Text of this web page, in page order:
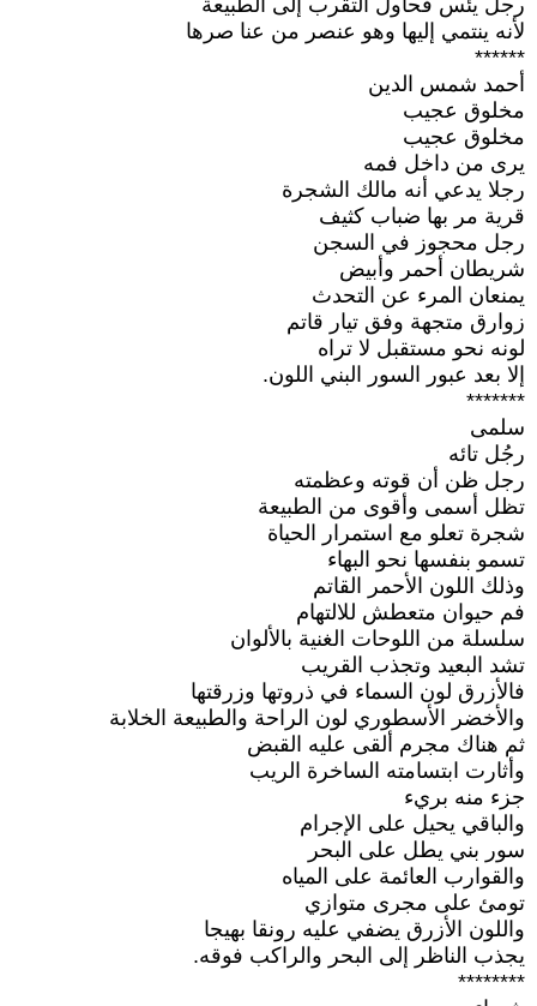
رجل يئس فحاول التقرب إلى الطبيعة
لأنه ينتمي إليها وهو عنصر من عنا صرها
******
أحمد شمس الدين
مخلوق عجيب
مخلوق عجيب
يرى من داخل فمه
رجلا يدعي أنه مالك الشجرة
قرية مر بها ضباب كثيف
رجل محجوز في السجن
شريطان أحمر وأبيض
يمنعان المرء عن التحدث
زوارق متجهة وفق تيار قاتم
لونه نحو مستقبل لا تراه
إلا بعد عبور السور البني اللون.
*******
سلمى
رجُل تائه
رجل ظن أن قوته وعظمته
تظل أسمى وأقوى من الطبيعة
شجرة تعلو مع استمرار الحياة
تسمو بنفسها نحو البهاء
وذلك اللون الأحمر القاتم
فم حيوان متعطش للالتهام
سلسلة من اللوحات الغنية بالألوان
تشد البعيد وتجذب القريب
فالأزرق لون السماء في ذروتها وزرقتها
والأخضر الأسطوري لون الراحة والطبيعة الخلابة
ثم هناك مجرم ألقى عليه القبض
وأثارت ابتسامته الساخرة الريب
جزء منه بريء
والباقي يحيل على الإجرام
سور بني يطل على البحر
والقوارب العائمة على المياه
تومئ على مجرى متوازي
واللون الأزرق يضفي عليه رونقا بهيجا
يجذب الناظر إلى البحر والراكب فوقه.
********